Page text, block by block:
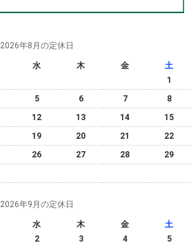
2026年8月の定休日
水 木 金
土
1
5 6 7
8
12 13 14
15
19 20 21
22
26 27 28
29
2026年9月の定休日
水 木 金
土
2 3 4 5